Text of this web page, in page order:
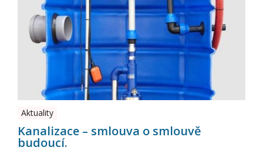
Aktuality
Kanalizace – smlouva o smlouvě
budoucí.